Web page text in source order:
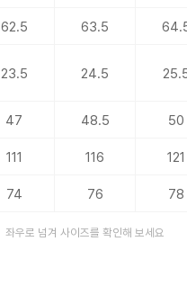
62.5 63.5
23.5 24.5
47 48.5 50
111 116 121
74 76 78
좌우로 넘겨 사이즈를 확인해 보세요